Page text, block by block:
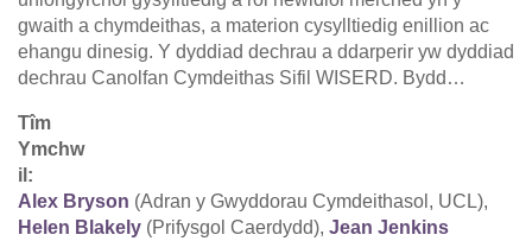
gwaith a chymdeithas, a materion cysylltiedig enillion ac
ehangu dinesig. Y dyddiad dechrau a ddarperir yw dyddiad
dechrau Canolfan Cymdeithas Sifil WISERD. Bydd…
Tîm
Ymchw
il:
Alex Bryson (Adran y Gwyddorau Cymdeithasol, UCL),
Helen Blakely (Prifysgol Caerdydd), Jean Jenkins